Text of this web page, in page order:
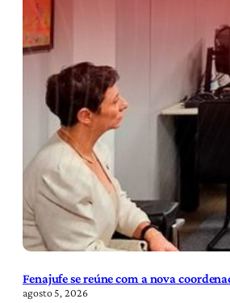
Fenajufe se reúne com a nova
agosto 5, 2026